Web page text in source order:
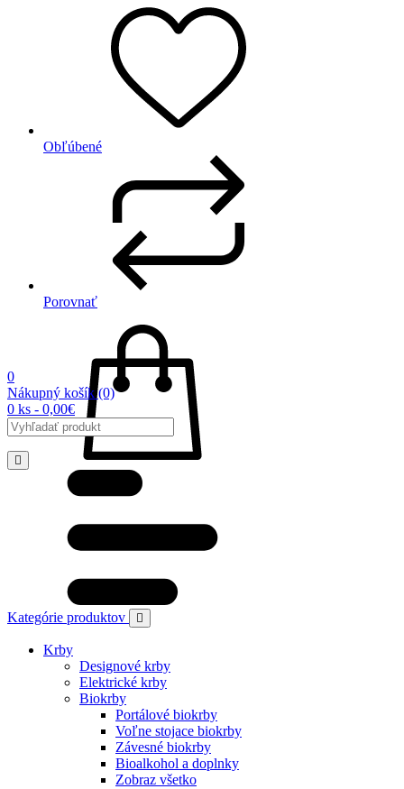
Obľúbené
Porovnať
0
Nákupný košík(0)
0 ks - 0,00€
Kategórie produktov
Krby
Designové krby
Elektrické krby
Biokrby
Portálové biokrby
Voľne stojace biokrby
Závesné biokrby
Bioalkohol a doplnky
Zobraz všetko